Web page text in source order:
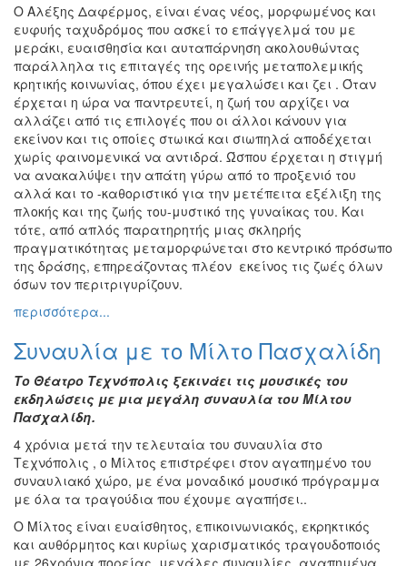
Ο Αλέξης Δαφέρμος, είναι ένας νέος, μορφωμένος και
ευφυής ταχυδρόμος που ασκεί το επάγγελμά του με
μεράκι, ευαισθησία και αυταπάρνηση ακολουθώντας
παράλληλα τις επιταγές της ορεινής μεταπολεμικής
κρητικής κοινωνίας, όπου έχει μεγαλώσει και ζει . Όταν
έρχεται η ώρα να παντρευτεί, η ζωή του αρχίζει να
αλλάζει από τις επιλογές που οι άλλοι κάνουν για
εκείνον και τις οποίες στωικά και σιωπηλά αποδέχεται
χωρίς φαινομενικά να αντιδρά. Ώσπου έρχεται η στιγμή
να ανακαλύψει την απάτη γύρω από το προξενιό του
αλλά και το -καθοριστικό για την μετέπειτα εξέλιξη της
πλοκής και της ζωής του-μυστικό της γυναίκας του. Και
τότε, από απλός παρατηρητής μιας σκληρής
πραγματικότητας μεταμορφώνεται στο κεντρικό πρόσωπο
της δράσης, επηρεάζοντας πλέον εκείνος τις ζωές όλων
όσων τον περιτριγυρίζουν.
περισσότερα...
Συναυλία με το Μίλτο Πασχαλίδη
Το Θέατρο Τεχνόπολις ξεκινάει τις μουσικές του
εκδηλώσεις με μια μεγάλη συναυλία του Μίλτου
Πασχαλίδη.
4 χρόνια μετά την τελευταία του συναυλία στο
Τεχνόπολις , ο Μίλτος επιστρέφει στον αγαπημένο του
συναυλιακό χώρο, με ένα μοναδικό μουσικό πρόγραμμα
με όλα τα τραγούδια που έχουμε αγαπήσει..
Ο Μίλτος είναι ευαίσθητος, επικοινωνιακός, εκρηκτικός
και αυθόρμητος και κυρίως χαρισματικός τραγουδοποιός
με 26χρόνια πορείας, μεγάλες συναυλίες, αγαπημένα